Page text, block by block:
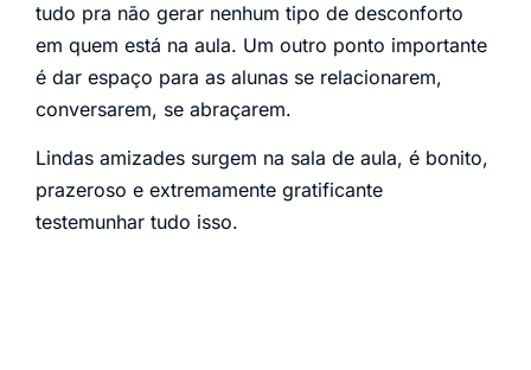
tudo pra não gerar nenhum tipo de desconforto
em quem está na aula. Um outro ponto importante
é dar espaço para as alunas se relacionarem,
conversarem, se abraçarem.
Lindas amizades surgem na sala de aula, é bonito,
prazeroso e extremamente gratificante
testemunhar tudo isso.